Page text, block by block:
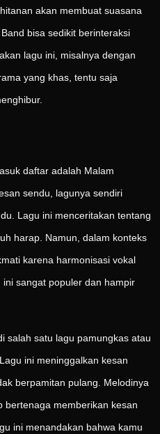
akan membuat suasana
bisa sedikit berinteraksi
lagu ini, misalnya dengan
yang khas, tentu saja
daftar adalah Malam
sendu, lagunya sendiri
Lagu ini menceritakan tentang
harap. Namun, dalam konteks
karena harmonisasi vokal
sangat populer dan hampir
salah satu lagu pamungkas atau
ini meninggalkan kesan
berpamitan pulang. Melodinya
bertenaga memberikan kesan
ini menandakan bahwa kamu